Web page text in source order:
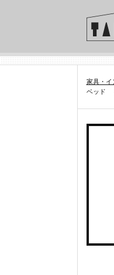
家具・イ
ベッド